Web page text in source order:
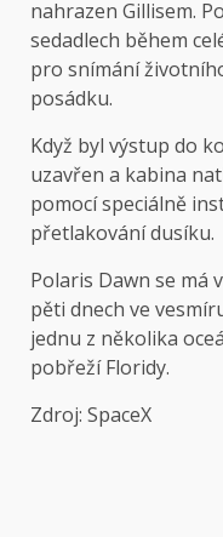
nahrazen Gillisem.
sedadlech během
pro snímání
posádku.
Když byl výstup do
uzavřen a kabina
pomocí speciálně
přetlakování dusíku.
Polaris Dawn se má
pěti dnech ve
jednu z několika
pobřeží Floridy.
Zdroj: SpaceX